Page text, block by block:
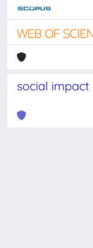
social impact